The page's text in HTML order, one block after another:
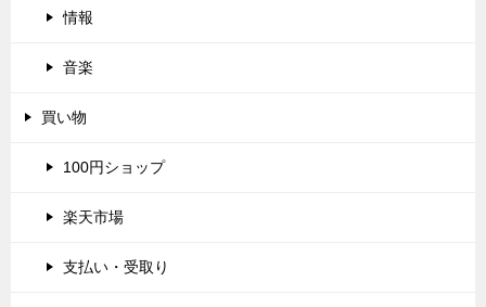
情報
音楽
買い物
100円ショップ
楽天市場
支払い・受取り